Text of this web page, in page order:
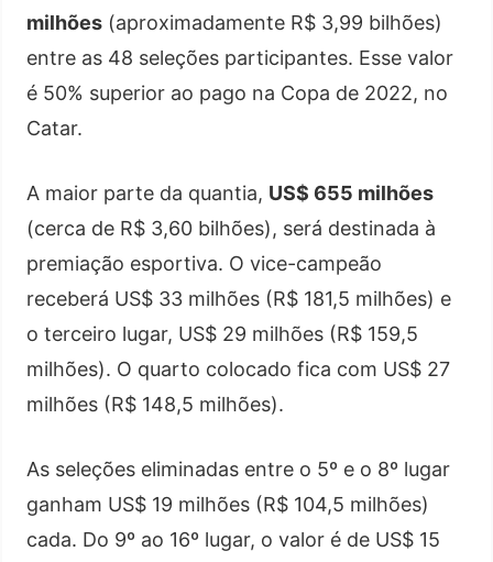
milhões (aproximadamente R$ 3,99 bilhões)
entre as 48 seleções participantes. Esse valor
é 50% superior ao pago na Copa de 2022, no
Catar.
A maior parte da quantia, US$ 655 milhões
(cerca de R$ 3,60 bilhões), será destinada à
premiação esportiva. O vice-campeão
receberá US$ 33 milhões (R$ 181,5 milhões) e
o terceiro lugar, US$ 29 milhões (R$ 159,5
milhões). O quarto colocado fica com US$ 27
milhões (R$ 148,5 milhões).
As seleções eliminadas entre o 5º e o 8º lugar
ganham US$ 19 milhões (R$ 104,5 milhões)
cada. Do 9º ao 16º lugar, o valor é de US$ 15